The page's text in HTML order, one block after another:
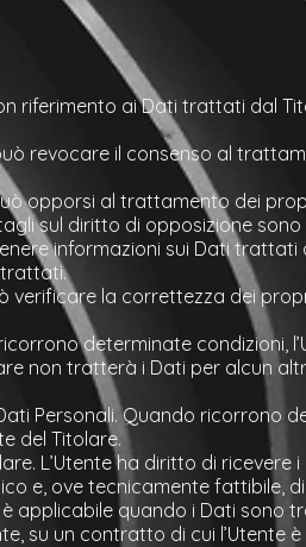
riferimento ai Dati trattati dal
revocare il consenso al
opporsi al trattamento dei
sul diritto di opposizione
informazioni sui Dati
verificare la correttezza dei
determinate condizioni,
non tratterà i Dati per alcun
Personali. Quando ricorrono
del Titolare.
L’Utente ha diritto di
e, ove tecnicamente fattibile,
applicabile quando i Dati sono
su un contratto di cui l’Utente